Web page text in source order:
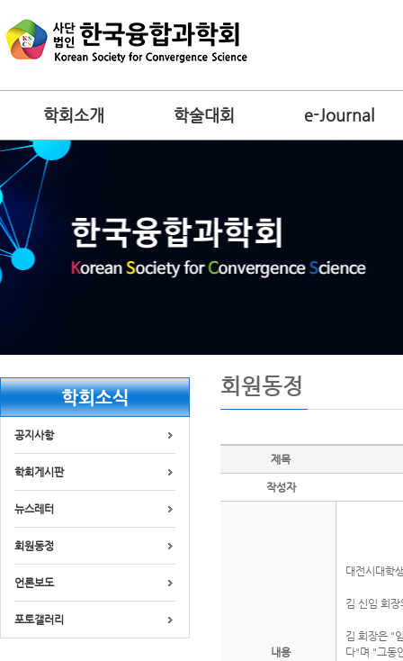
학회소개 학술대회 e-Journal
공지사항
학회게시판
뉴스레터
회원동정
언론보도
포토갤러리
회원동정
제목
작성자
내용
대전시대학
김 신임 회
김 회장은 "
다"며 "그동